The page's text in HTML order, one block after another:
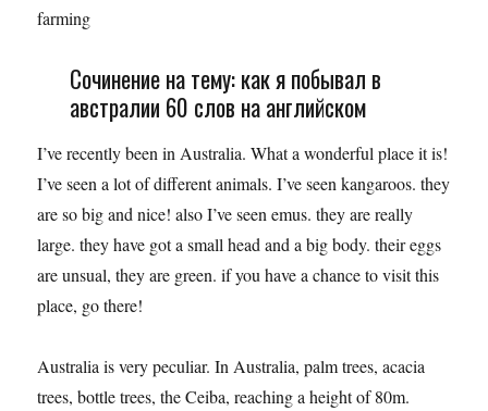
farming
Сочинение на тему: как я побывал в
австралии 60 слов на английском
I’ve recently been in Australia. What a wonderful place it is!
I’ve seen a lot of different animals. I’ve seen kangaroos. they
are so big and nice! also I’ve seen emus. they are really
large. they have got a small head and a big body. their eggs
are unsual, they are green. if you have a chance to visit this
place, go there!
Australia is very peculiar. In Australia, palm trees, acacia
trees, bottle trees, the Ceiba, reaching a height of 80m.